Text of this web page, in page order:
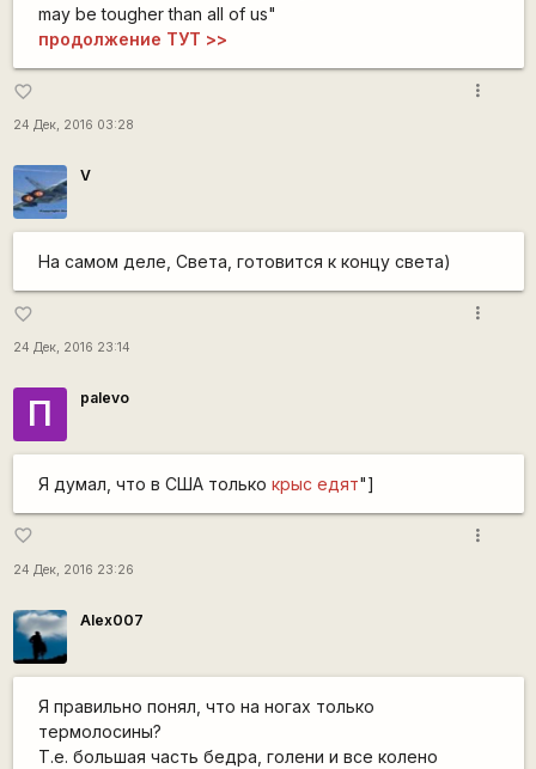
may be tougher than all of us"
продолжение ТУТ >>
favorite_border
24 Дек, 2016 03:28
more_vert
V
На самом деле, Света, готовится к концу света)
favorite_border
24 Дек, 2016 23:14
more_vert
П palevo
Я думал, что в США только крыс едят"]
favorite_border
24 Дек, 2016 23:26
more_vert
Alex007
Я правильно понял, что на ногах только
термолосины?
Т.е. большая часть бедра, голени и все колено